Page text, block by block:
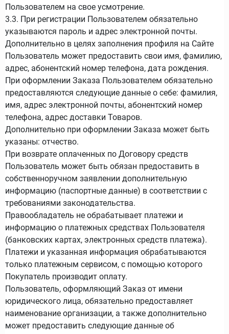
Пользователем на свое усмотрение.
3.3. При регистрации Пользователем обязательно
указываются пароль и адрес электронной почты.
Дополнительно в целях заполнения профиля на Сайте
Пользователь может предоставить свои имя, фамилию,
адрес, абонентский номер телефона, дата рождения.
При оформлении Заказа Пользователем обязательно
предоставляются следующие данные о себе: фамилия,
имя, адрес электронной почты, абонентский номер
телефона, адрес доставки Товаров.
Дополнительно при оформлении Заказа может быть
указаны: отчество.
При возврате оплаченных по Договору средств
Пользователь может быть обязан предоставить в
собственноручном заявлении дополнительную
информацию (паспортные данные) в соответствии с
требованиями законодательства.
Правообладатель не обрабатывает платежи и
информацию о платежных средствах Пользователя
(банковских картах, электронных средств платежа).
Платежи и указанная информация обрабатываются
только платежным сервисом, с помощью которого
Покупатель производит оплату.
Пользователь, оформляющий Заказ от имени
юридического лица, обязательно предоставляет
наименование организации, а также дополнительно
может предоставить следующие данные об